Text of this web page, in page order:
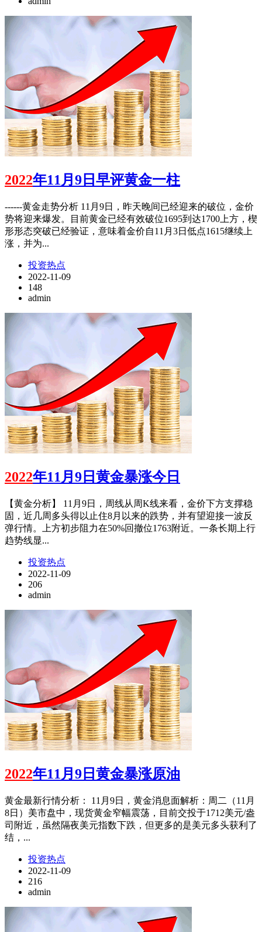
2022年11月9日早评黄金一柱
------黄金走势分析 11月9日，昨天晚间已经迎来的破位，金价
势将迎来爆发。目前黄金已经有效破位1695到达1700上方，楔
形形态突破已经验证，意味着金价自11月3日低点1615继续上
涨，并为...
投资热点
2022-11-09
148
admin
2022年11月9日黄金暴涨今日
【黄金分析】 11月9日，周线从周K线来看，金价下方支撑稳
固，近几周多头得以止住8月以来的跌势，并有望迎接一波反
弹行情。上方初步阻力在50%回撤位1763附近。一条长期上行
趋势线显...
投资热点
2022-11-09
206
admin
2022年11月9日黄金暴涨原油
黄金最新行情分析： 11月9日，黄金消息面解析：周二（11月
8日）美市盘中，现货黄金窄幅震荡，目前交投于1712美元/盎
司附近，虽然隔夜美元指数下跌，但更多的是美元多头获利了
结，...
投资热点
2022-11-09
216
admin